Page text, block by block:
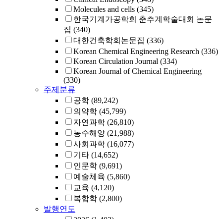
Molecules and cells (345)
한국기계가공학회 춘추계학술대회 논문
집 (340)
대한건축학회논문집 (336)
Korean Chemical Engineering Research (336)
Korean Circulation Journal (334)
Korean Journal of Chemical Engineering
(330)
주제분류
공학 (89,242)
의약학 (45,799)
자연과학 (26,810)
농수해양 (21,988)
사회과학 (16,077)
기타 (14,652)
인문학 (9,691)
예술체육 (5,860)
교육 (4,120)
복합학 (2,800)
발행연도